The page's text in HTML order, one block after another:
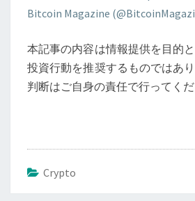
Bitcoin Magazine
本記事の内容は情報提供を目的
投資行動を推奨するものではあ
判断はご自身の責任で行ってくだ
Crypto